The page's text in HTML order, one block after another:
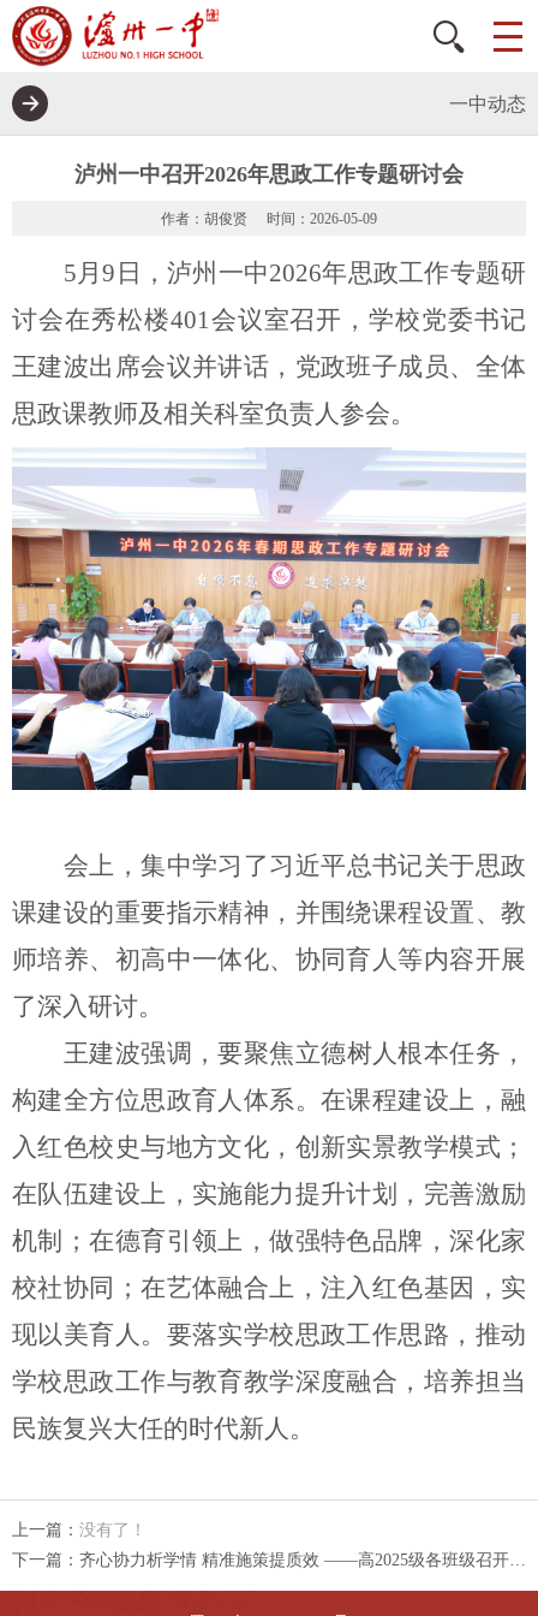
一中动态
泸州一中召开2026年思政工作专题研讨会
作者：胡俊贤 时间：2026-05-09
5月9 日，泸州一中2026年思政工作专题研
讨会在秀松楼401会议室召开，学校党委书记
王建波出席会议并讲话，党政班子成员、 全体
思政课教师及相关科室负责人参会。
会上，集中学习 了习近平总书记关于思政
课建设的重要指示精神， 并围绕课程设置、教
师培养、 初高中一体化、协同育人等内容开展
了深入研讨。
王建波强调，要聚焦立德树人根本任务，
构建全方位思政育人体系。在课程建设上，融
入红色校史与地方文化，创新实景教学模式；
在队伍建设上，实施能力提升计划，完善激励
机制；在德育引领上，做强特色品牌，深化家
校社协同；在艺体融合上，注入红色基因，实
现以美育人。要落实学校思政工作思路，推动
学校思政工作与教育教学深度融合，培养担当
民族复兴大任的时代新人。
上一篇： 没有了！
下一篇： 齐心协力析学情 精准施策提质效 ——高2025级各班级召开班级成绩分析会